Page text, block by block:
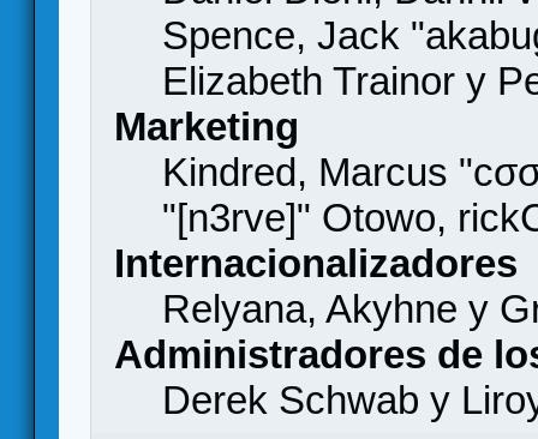
Spence, Jack
Elizabeth Trainor y
Marketing
Kindred, Marcus
"[n3rve]" Otowo,
Internacionalizadores
Relyana, Akyhne y
Administradores de
Derek Schwab y